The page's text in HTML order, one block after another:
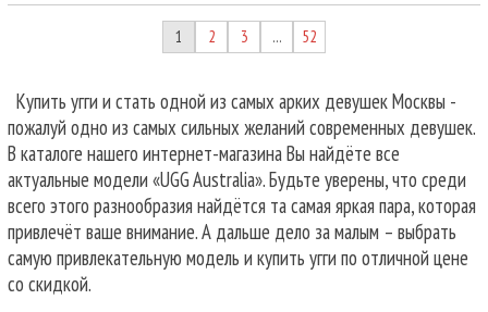
1 2 3 … 52
Купить угги и стать одной из самых арких девушек Москвы -
пожалуй одно из самых сильных желаний современных девушек.
В каталоге нашего интернет-магазина Вы найдёте все
актуальные модели «UGG Australia». Будьте уверены, что среди
всего этого разнообразия найдётся та самая яркая пара, которая
привлечёт ваше внимание. А дальше дело за малым – выбрать
самую привлекательную модель и купить угги по отличной цене
со скидкой.